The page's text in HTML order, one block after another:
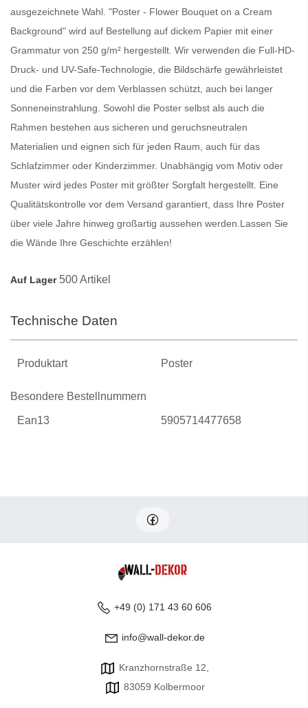
ausgezeichnete Wahl. "Poster - Flower Bouquet on a Cream
Background" wird auf Bestellung auf dickem Papier mit einer
Grammatur von 250 g/m² hergestellt. Wir verwenden die Full-HD-
Druck- und UV-Safe-Technologie, die Bildschärfe gewährleistet
und die Farben vor dem Verblassen schützt, auch bei langer
Sonneneinstrahlung. Sowohl die Poster selbst als auch die
Rahmen bestehen aus sicheren und geruchsneutralen
Materialien und eignen sich für jeden Raum, auch für das
Schlafzimmer oder Kinderzimmer. Unabhängig vom Motiv oder
Muster wird jedes Poster mit größter Sorgfalt hergestellt. Eine
Qualitätskontrolle vor dem Versand garantiert, dass Ihre Poster
über viele Jahre hinweg großartig aussehen werden. Lassen Sie
die Wände Ihre Geschichte erzählen!
Auf Lager 500 Artikel
Technische Daten
Produktart Poster
Besondere Bestellnummern
Ean13 5905714477658
+49 (0) 171 43 60 606
info@wall-dekor.de
Kranzhornstraße 12,
83059 Kolbermoor